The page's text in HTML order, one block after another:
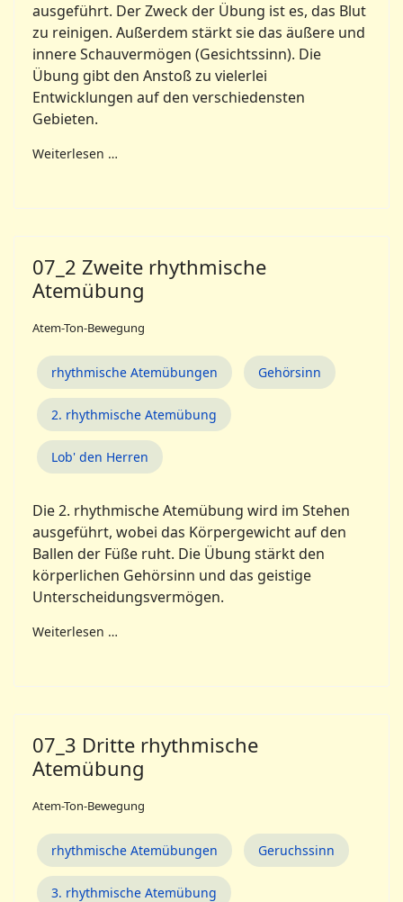
ausgeführt. Der Zweck der Übung ist es, das Blut
zu reinigen. Außerdem stärkt sie das äußere und
innere Schauvermögen (Gesichtssinn). Die
Übung gibt den Anstoß zu vielerlei
Entwicklungen auf den verschiedensten
Gebieten.
Weiterlesen …
07_2 Zweite rhythmische
Atemübung
Atem-Ton-Bewegung
rhythmische Atemübungen Gehörsinn
2. rhythmische Atemübung
Lob' den Herren
Die 2. rhythmische Atemübung wird im Stehen
ausgeführt, wobei das Körpergewicht auf den
Ballen der Füße ruht. Die Übung stärkt den
körperlichen Gehörsinn und das geistige
Unterscheidungs­vermögen.
Weiterlesen …
07_3 Dritte rhythmische
Atemübung
Atem-Ton-Bewegung
rhythmische Atemübungen Geruchssinn
3. rhythmische Atemübung